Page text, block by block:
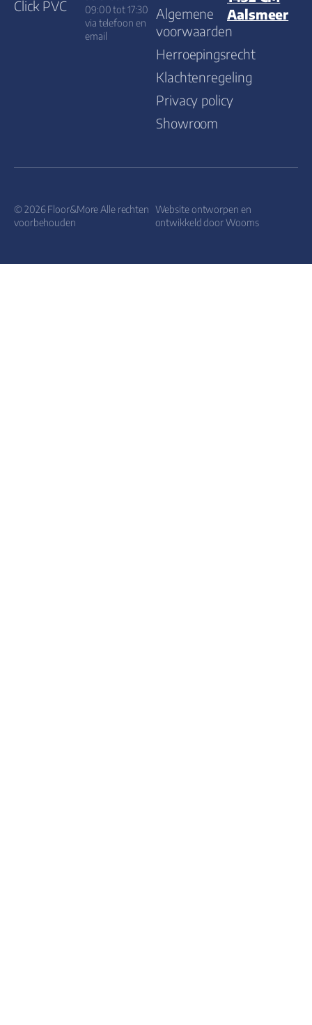
Click PVC
09:00 tot 17:30
via telefoon en
email
Algemene
voorwaarden
Herroepingsrecht
Klachtenregeling
Privacy policy
Showroom
Aalsmeer
© 2026 Floor&More Alle rechten
voorbehouden
Website ontworpen en
ontwikkeld doorWooms